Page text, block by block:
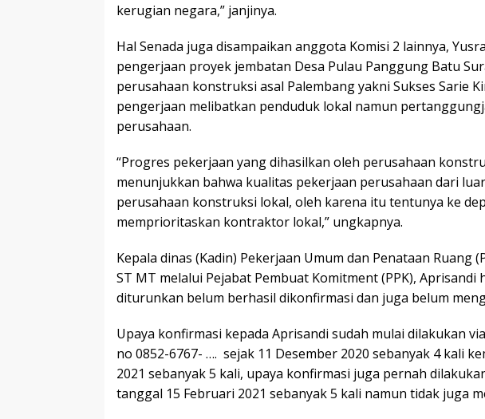
kerugian negara,” janjinya.
Hal Senada juga disampaikan anggota Komisi 2 lainnya,
pengerjaan proyek jembatan Desa Pulau Panggung Batu
perusahaan konstruksi asal Palembang yakni Sukses Sarie
pengerjaan melibatkan penduduk lokal namun
perusahaan.
“Progres pekerjaan yang dihasilkan oleh perusahaan
menunjukkan bahwa kualitas pekerjaan perusahaan dari
perusahaan konstruksi lokal, oleh karena itu tentunya ke
memprioritaskan kontraktor lokal,” ungkapnya.
Kepala dinas (Kadin) Pekerjaan Umum dan Penataan Ruang
ST MT melalui Pejabat Pembuat Komitment (PPK),
diturunkan belum berhasil dikonfirmasi dan juga belum
Upaya konfirmasi kepada Aprisandi sudah mulai dilakukan
no 0852-6767- …. sejak 11 Desember 2020 sebanyak 4 kali
2021 sebanyak 5 kali, upaya konfirmasi juga pernah
tanggal 15 Februari 2021 sebanyak 5 kali namun tidak juga